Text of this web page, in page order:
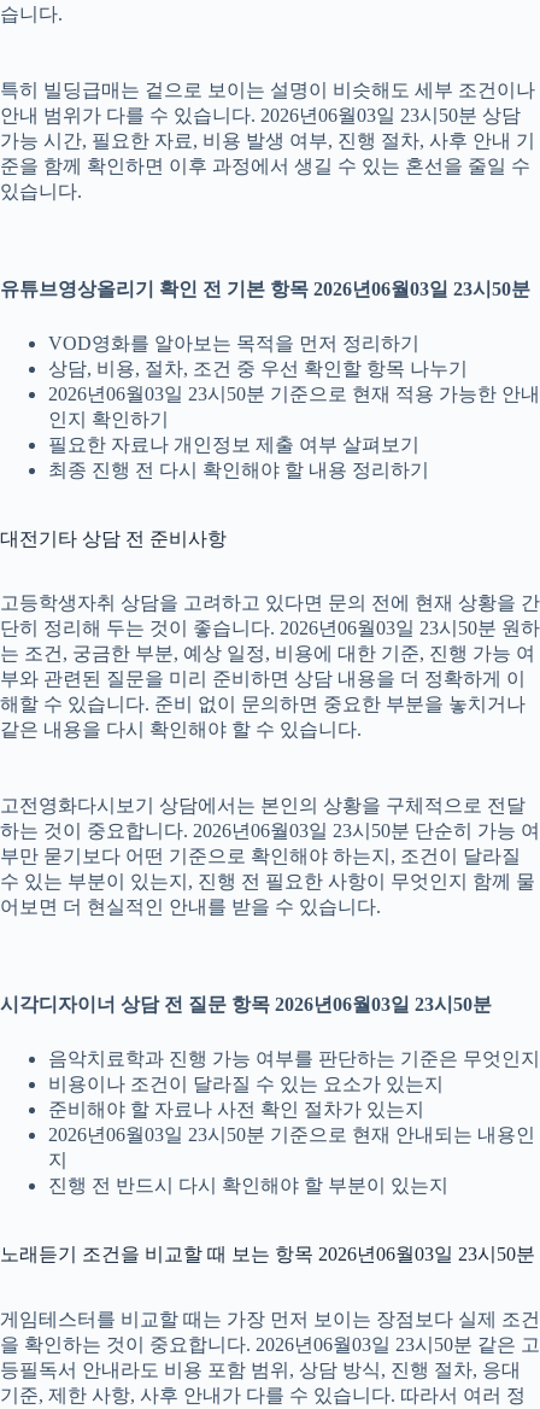
습니다.
특히 빌딩급매는 겉으로 보이는 설명이 비슷해도 세부 조건이나
안내 범위가 다를 수 있습니다. 2026년06월03일 23시50분 상담
가능 시간, 필요한 자료, 비용 발생 여부, 진행 절차, 사후 안내 기
준을 함께 확인하면 이후 과정에서 생길 수 있는 혼선을 줄일 수
있습니다.
유튜브영상올리기 확인 전 기본 항목 2026년06월03일 23시50분
VOD영화를 알아보는 목적을 먼저 정리하기
상담, 비용, 절차, 조건 중 우선 확인할 항목 나누기
2026년06월03일 23시50분 기준으로 현재 적용 가능한 안내
인지 확인하기
필요한 자료나 개인정보 제출 여부 살펴보기
최종 진행 전 다시 확인해야 할 내용 정리하기
대전기타 상담 전 준비사항
고등학생자취 상담을 고려하고 있다면 문의 전에 현재 상황을 간
단히 정리해 두는 것이 좋습니다. 2026년06월03일 23시50분 원하
는 조건, 궁금한 부분, 예상 일정, 비용에 대한 기준, 진행 가능 여
부와 관련된 질문을 미리 준비하면 상담 내용을 더 정확하게 이
해할 수 있습니다. 준비 없이 문의하면 중요한 부분을 놓치거나
같은 내용을 다시 확인해야 할 수 있습니다.
고전영화다시보기 상담에서는 본인의 상황을 구체적으로 전달
하는 것이 중요합니다. 2026년06월03일 23시50분 단순히 가능 여
부만 묻기보다 어떤 기준으로 확인해야 하는지, 조건이 달라질
수 있는 부분이 있는지, 진행 전 필요한 사항이 무엇인지 함께 물
어보면 더 현실적인 안내를 받을 수 있습니다.
시각디자이너 상담 전 질문 항목 2026년06월03일 23시50분
음악치료학과 진행 가능 여부를 판단하는 기준은 무엇인지
비용이나 조건이 달라질 수 있는 요소가 있는지
준비해야 할 자료나 사전 확인 절차가 있는지
2026년06월03일 23시50분 기준으로 현재 안내되는 내용인
지
진행 전 반드시 다시 확인해야 할 부분이 있는지
노래듣기 조건을 비교할 때 보는 항목 2026년06월03일 23시50분
게임테스터를 비교할 때는 가장 먼저 보이는 장점보다 실제 조건
을 확인하는 것이 중요합니다. 2026년06월03일 23시50분 같은 고
등필독서 안내라도 비용 포함 범위, 상담 방식, 진행 절차, 응대
기준, 제한 사항, 사후 안내가 다를 수 있습니다. 따라서 여러 정